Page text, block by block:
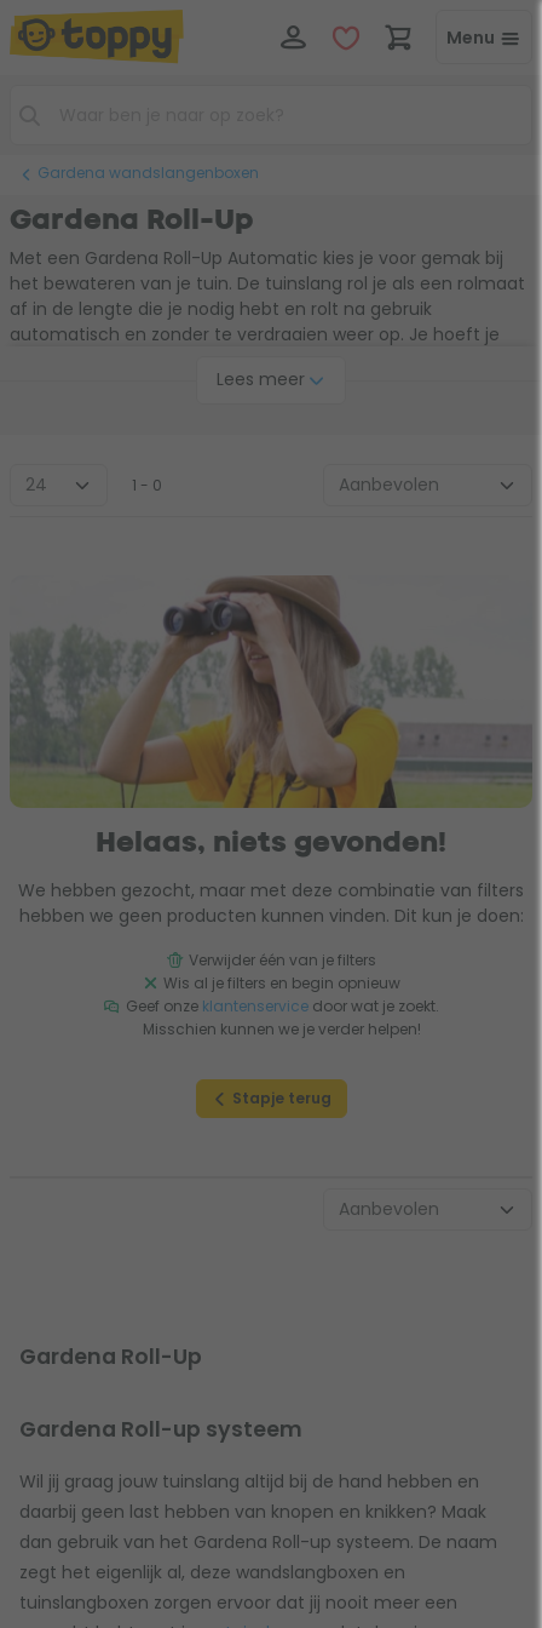
Menu
Gardena wandslangenboxen
Gardena Roll-Up
Met een Gardena Roll-Up Automatic kies je voor gemak bij
het bewateren van je tuin. De tuinslang rol je als een rolmaat
af in de lengte die je nodig hebt en rolt na gebruik
automatisch en zonder te verdraaien weer op. Je hoeft je
tuinslanghaspelbevestig je aan de muur en is een
Lees meer
1 - 0
Helaas, niets gevonden!
We hebben gezocht, maar met deze combinatie van filters
hebben we geen producten kunnen vinden. Dit kun je doen:
Verwijder één van je filters
Wis al je filters en begin opnieuw
Geef onze klantenservicedoor wat je zoekt.
Misschien kunnen we je verder helpen!
Stapje terug
Gardena Roll-Up
Gardena Roll-up systeem
Wil jij graag jouw tuinslang altijd bij de hand hebben en
daarbij geen last hebben van knopen en knikken? Maak
dan gebruik van het Gardena Roll-up systeem. De naam
zegt het eigenlijk al, deze wandslangboxen en
tuinslangboxen zorgen ervoor dat jij nooit meer een